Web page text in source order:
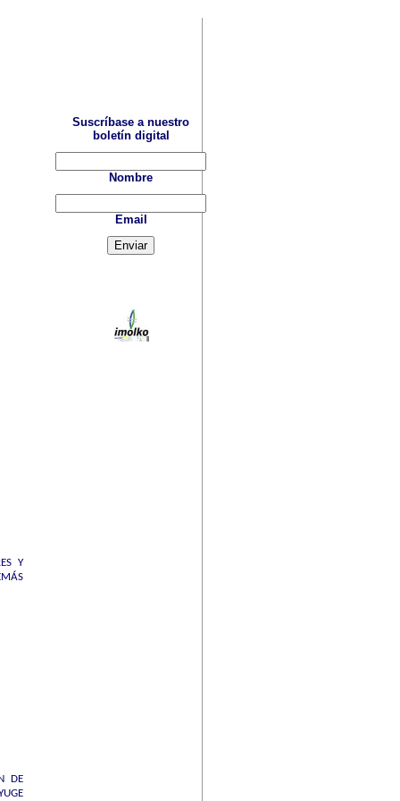
Y
DE
Suscríbase a nuestro
boletín digital
Nombre
Email